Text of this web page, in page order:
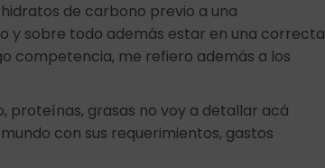
de carbono previo a una
y sobre todo además estar en una correcta
competencia, me refiero además a los
proteínas, grasas no voy a detallar acá
con sus requerimientos, gastos